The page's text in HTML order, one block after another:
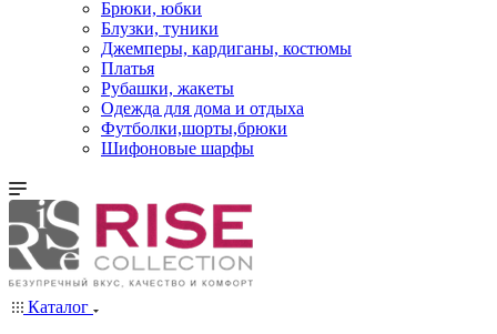
Брюки, юбки
Блузки, туники
Джемперы, кардиганы, костюмы
Платья
Рубашки, жакеты
Одежда для дома и отдыха
Футболки,шорты,брюки
Шифоновые шарфы
Каталог